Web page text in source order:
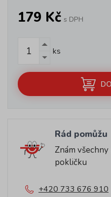
179 Kč s DPH
ks
Rád pomůžu
Znám
pokličku
+420 733 676 910